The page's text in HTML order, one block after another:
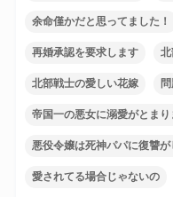
余命僅かだと思ってました！
再婚承認を要求します
北部戦士の愛しい花嫁
帝国一の悪女に溺愛がとまり
悪役令嬢は死神パパに復讐が
愛されてる場合じゃないの